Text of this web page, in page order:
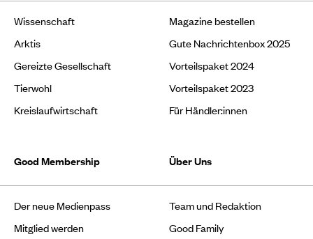
Wissenschaft
Arktis
Gereizte Gesellschaft
Tierwohl
Kreislaufwirtschaft
Magazine bestellen
Gute Nachrichtenbox 2025
Vorteilspaket 2024
Vorteilspaket 2023
Für Händler:innen
Good Membership
Der neue Medienpass
Mitglied werden
Über Uns
Team und Redaktion
Good Family